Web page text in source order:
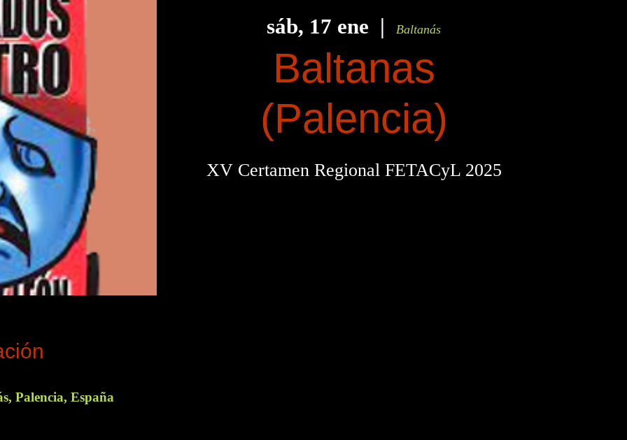
sáb, 17 ene
  |
Baltanás
Baltanas
(Palencia)
XV Certamen Regional FETACyL 2025
Palencia, España